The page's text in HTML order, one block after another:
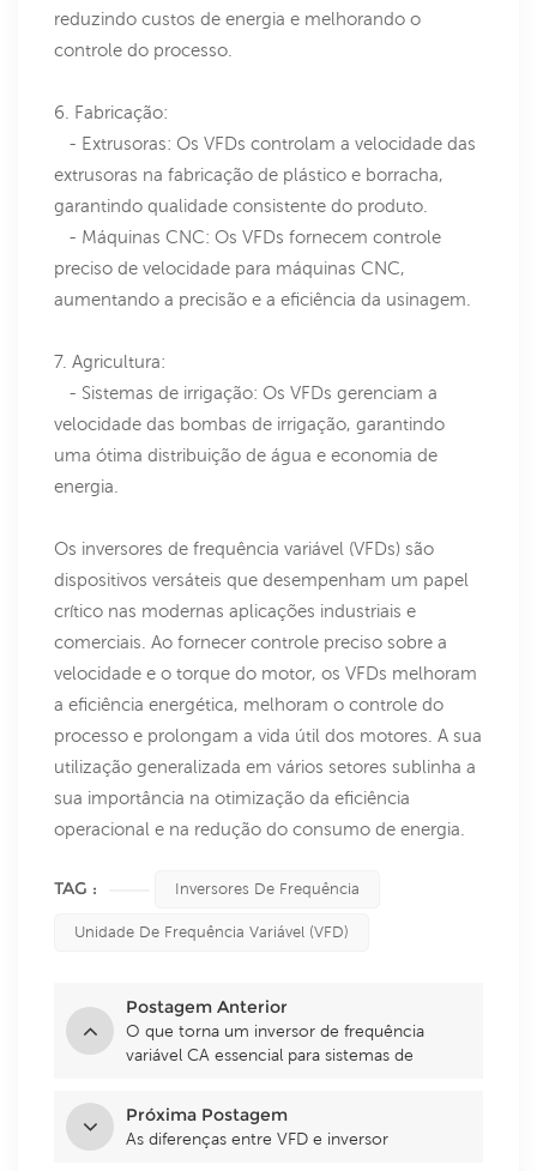
reduzindo custos de energia e melhorando o
controle do processo.
6. Fabricação:
- Extrusoras: Os VFDs controlam a velocidade das
extrusoras na fabricação de plástico e borracha,
garantindo qualidade consistente do produto.
- Máquinas CNC: Os VFDs fornecem controle
preciso de velocidade para máquinas CNC,
aumentando a precisão e a eficiência da usinagem.
7. Agricultura:
- Sistemas de irrigação: Os VFDs gerenciam a
velocidade das bombas de irrigação, garantindo
uma ótima distribuição de água e economia de
energia.
Os inversores de frequência variável (VFDs) são
dispositivos versáteis que desempenham um papel
crítico nas modernas aplicações industriais e
comerciais. Ao fornecer controle preciso sobre a
velocidade e o torque do motor, os VFDs melhoram
a eficiência energética, melhoram o controle do
processo e prolongam a vida útil dos motores. A sua
utilização generalizada em vários setores sublinha a
sua importância na otimização da eficiência
operacional e na redução do consumo de energia.
TAG : Inversores De Frequência
Unidade De Frequência Variável (VFD)
Postagem Anterior
O que torna um inversor de frequência
variável CA essencial para sistemas de
Próxima Postagem
As diferenças entre VFD e inversor